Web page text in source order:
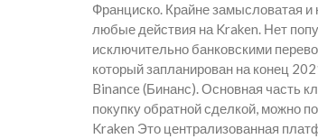
Франциско. Крайне замысловатая
любые действия на Kraken. Нет
исключительно банковскими
который запланирован на конец
Binance (Бинанс). Основная часть
покупку обратной сделкой, можно
Kraken Это централизованная